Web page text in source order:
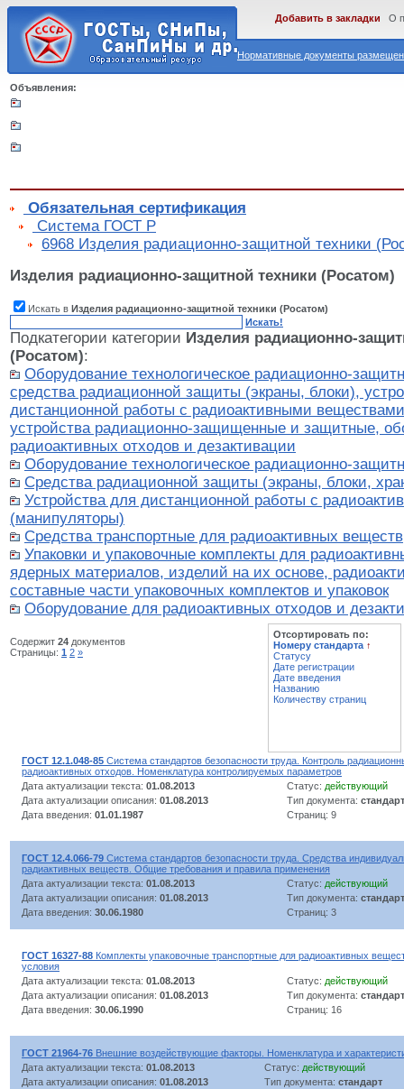
Нормативные документы
Добавить в закладки О
Объявления:
Обязательная сертификация
Cистема ГОСТ Р
6968 Изделия радиационно-защитной техники
Изделия радиационно-защитной техники (Росатом)
Искать в Изделия радиационно-защитной техники (Росатом)
Искать!
Подкатегории категории Изделия радиационно-
(Росатом):
Оборудование технологическое радиационно-
средства радиационной защиты (экраны, блоки),
дистанционной работы с радиоактивными
устройства радиационно-защищенные и защитные,
радиоактивных отходов и дезактивации
Оборудование технологическое радиационно-
Средства радиационной защиты (экраны, блоки,
Устройства для дистанционной работы с
(манипуляторы)
Средства транспортные для радиоактивных веществ
Упаковки и упаковочные комплекты для
ядерных материалов, изделий на их основе,
составные части упаковочных комплектов и упаковок
Оборудование для радиоактивных отходов и
Содержит 24 документов
Страницы: 1 2 »
Отсортировать по:
Номеру стандарта ↑
Статусу
Дате регистрации
Дате введения
Названию
Количеству страниц
ГОСТ 12.1.048-85 Система стандартов безопасности труда. Контроль
радиоактивных отходов. Номенклатура контролируемых параметров
Дата актуализации текста: 01.08.2013 Статус: действующий
Дата актуализации описания: 01.08.2013 Тип документа: стандарт
Дата введения: 01.01.1987 Страниц: 9
ГОСТ 12.4.066-79 Система стандартов безопасности труда. Средства
радиактивных веществ. Общие требования и правила применения
Дата актуализации текста: 01.08.2013 Статус: действующий
Дата актуализации описания: 01.08.2013 Тип документа: стандарт
Дата введения: 30.06.1980 Страниц: 3
ГОСТ 16327-88 Комплекты упаковочные транспортные для радиоактивных
условия
Дата актуализации текста: 01.08.2013 Статус: действующий
Дата актуализации описания: 01.08.2013 Тип документа: стандарт
Дата введения: 30.06.1990 Страниц: 16
ГОСТ 21964-76 Внешние воздействующие факторы. Номенклатура и
Дата актуализации текста: 01.08.2013 Статус: действующий
Дата актуализации описания: 01.08.2013 Тип документа: стандарт